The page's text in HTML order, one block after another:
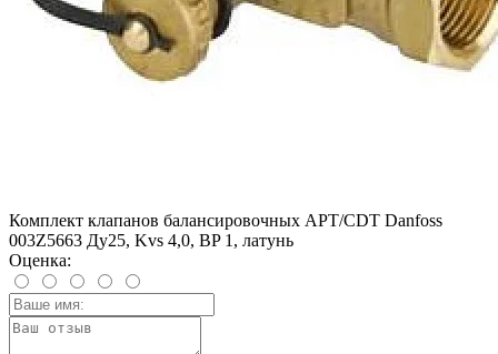
Комплект клапанов балансировочных APT/CDT Danfoss
003Z5663 Ду25, Kvs 4,0, BP 1, латунь
Оценка: